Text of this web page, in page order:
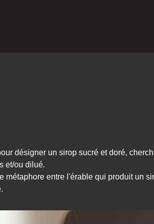
désigner un sirop sucré et doré,
et/ou dilué.
métaphore entre l'érable qui produit un